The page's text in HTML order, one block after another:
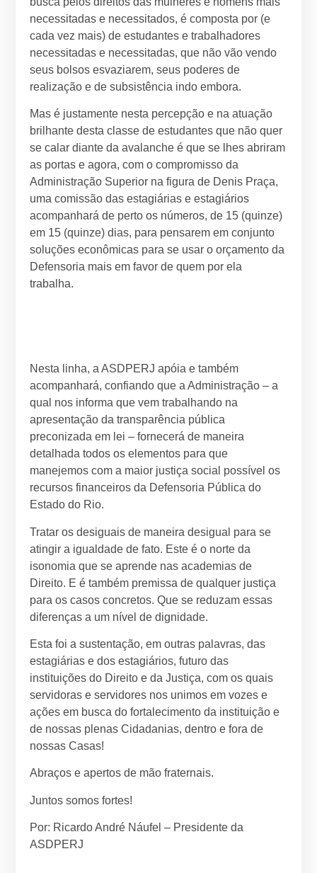
necessitadas e necessitados, é composta por (e
cada vez mais) de estudantes e trabalhadores
necessitadas e necessitadas, que não vão vendo
seus bolsos esvaziarem, seus poderes de
realização e de subsistência indo embora.
Mas é justamente nesta percepção e na atuação
brilhante desta classe de estudantes que não quer
se calar diante da avalanche é que se lhes abriram
as portas e agora, com o compromisso da
Administração Superior na figura de Denis Praça,
uma comissão das estagiárias e estagiários
acompanhará de perto os números, de 15 (quinze)
em 15 (quinze) dias, para pensarem em conjunto
soluções econômicas para se usar o orçamento da
Defensoria mais em favor de quem por ela
trabalha.
Nesta linha, a ASDPERJ apóia e também
acompanhará, confiando que a Administração – a
qual nos informa que vem trabalhando na
apresentação da transparência pública
preconizada em lei – fornecerá de maneira
detalhada todos os elementos para que
manejemos com a maior justiça social possível os
recursos financeiros da Defensoria Pública do
Estado do Rio.
Tratar os desiguais de maneira desigual para se
atingir a igualdade de fato. Este é o norte da
isonomia que se aprende nas academias de
Direito. E é também premissa de qualquer justiça
para os casos concretos. Que se reduzam essas
diferenças a um nível de dignidade.
Esta foi a sustentação, em outras palavras, das
estagiárias e dos estagiários, futuro das
instituições do Direito e da Justiça, com os quais
servidoras e servidores nos unimos em vozes e
ações em busca do fortalecimento da instituição e
de nossas plenas Cidadanias, dentro e fora de
nossas Casas!
Abraços e apertos de mão fraternais.
Juntos somos fortes!
Por: Ricardo André Náufel – Presidente da
ASDPERJ